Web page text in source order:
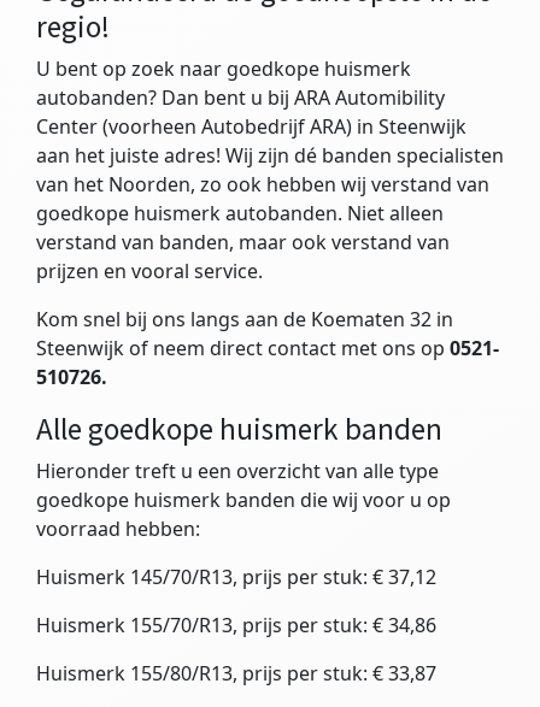
regio!
U bent op zoek naar goedkope huismerk
autobanden? Dan bent u bij ARA Automibility
Center (voorheen Autobedrijf ARA) in Steenwijk
aan het juiste adres! Wij zijn dé banden specialisten
van het Noorden, zo ook hebben wij verstand van
goedkope huismerk autobanden. Niet alleen
verstand van banden, maar ook verstand van
prijzen en vooral service.
Kom snel bij ons langs aan de Koematen 32 in
Steenwijk of neem direct contact met ons op 0521-
510726.
Alle goedkope huismerk banden
Hieronder treft u een overzicht van alle type
goedkope huismerk banden die wij voor u op
voorraad hebben:
Huismerk 145/70/R13, prijs per stuk: € 37,12
Huismerk 155/70/R13, prijs per stuk: € 34,86
Huismerk 155/80/R13, prijs per stuk: € 33,87